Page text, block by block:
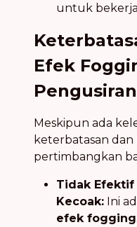
untuk
Efek
Meskipun ada
keterbatasan
pertimbangkan
Tidak Efektif
Kecoak: Ini
efek fogging